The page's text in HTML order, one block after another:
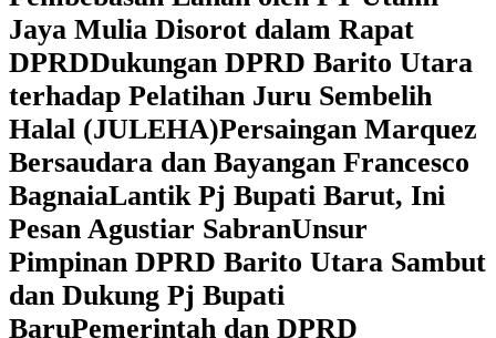
Jaya Mulia Disorot dalam Rapat
DPRDDukungan DPRD Barito Utara
terhadap Pelatihan Juru Sembelih
Halal (JULEHA)Persaingan Marquez
Bersaudara dan Bayangan Francesco
BagnaiaLantik Pj Bupati Barut, Ini
Pesan Agustiar SabranUnsur
Pimpinan DPRD Barito Utara Sambut
dan Dukung Pj Bupati
BaruPemerintah dan DPRD